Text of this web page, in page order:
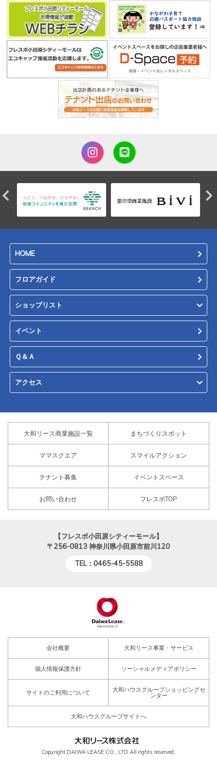
HOME
フロアガイド
ショップリスト
イベント
Ｑ＆Ａ
アクセス
大和リース商業施設一覧 まちづくりスポット
ママスクエア スマイルアクション
テナント募集 イベントスペース
お問い合わせ フレスポTOP
【フレスポ小田原シティーモール】
〒256-0813 神奈川県小田原市前川120
TEL：0465-45-5588
会社概要 大和リース事業・サービス
個人情報保護方針 ソーシャルメディアポリシー
サイトのご利用について
大和ハウスグループショッピングセ
ンター
大和ハウスグループサイトへ
Copyright DAIWA LEASE CO., LTD All rights reserved.